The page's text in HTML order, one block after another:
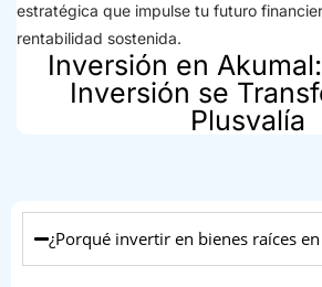
estratégica que impulse tu futuro
rentabilidad sostenida.
Inversión en
Inversión se
Plusvalía
¿Porqué invertir en bienes raíces